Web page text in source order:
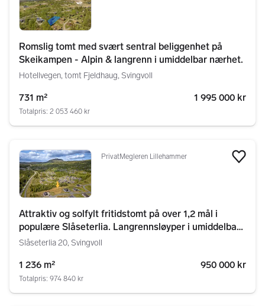
Romslig tomt med svært sentral beliggenhet på
Skeikampen - Alpin & langrenn i umiddelbar nærhet.
Hotellvegen, tomt Fjeldhaug, Svingvoll
731 m² 1 995 000 kr
Totalpris: 2 053 460 kr
PrivatMegleren Lillehammer
Attraktiv og solfylt fritidstomt på over 1,2 mål i
populære Slåseterlia. Langrennsløyper i umiddelbar
nærhet
Slåseterlia 20, Svingvoll
1 236 m² 950 000 kr
Totalpris: 974 840 kr